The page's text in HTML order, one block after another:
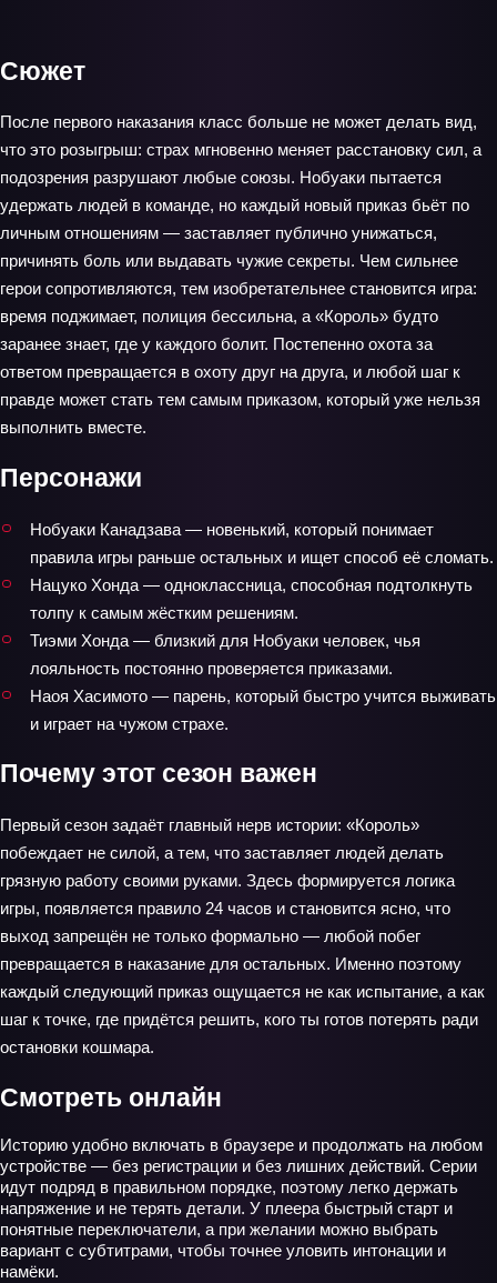
Сюжет
После первого наказания класс больше не может делать вид,
что это розыгрыш: страх мгновенно меняет расстановку сил, а
подозрения разрушают любые союзы. Нобуаки пытается
удержать людей в команде, но каждый новый приказ бьёт по
личным отношениям — заставляет публично унижаться,
причинять боль или выдавать чужие секреты. Чем сильнее
герои сопротивляются, тем изобретательнее становится игра:
время поджимает, полиция бессильна, а «Король» будто
заранее знает, где у каждого болит. Постепенно охота за
ответом превращается в охоту друг на друга, и любой шаг к
правде может стать тем самым приказом, который уже нельзя
выполнить вместе.
Персонажи
Нобуаки Канадзава — новенький, который понимает
правила игры раньше остальных и ищет способ её сломать.
Нацуко Хонда — одноклассница, способная подтолкнуть
толпу к самым жёстким решениям.
Тиэми Хонда — близкий для Нобуаки человек, чья
лояльность постоянно проверяется приказами.
Наоя Хасимото — парень, который быстро учится выживать
и играет на чужом страхе.
Почему этот сезон важен
Первый сезон задаёт главный нерв истории: «Король»
побеждает не силой, а тем, что заставляет людей делать
грязную работу своими руками. Здесь формируется логика
игры, появляется правило 24 часов и становится ясно, что
выход запрещён не только формально — любой побег
превращается в наказание для остальных. Именно поэтому
каждый следующий приказ ощущается не как испытание, а как
шаг к точке, где придётся решить, кого ты готов потерять ради
остановки кошмара.
Смотреть онлайн
Историю удобно включать в браузере и продолжать на любом
устройстве — без регистрации и без лишних действий. Серии
идут подряд в правильном порядке, поэтому легко держать
напряжение и не терять детали. У плеера быстрый старт и
понятные переключатели, а при желании можно выбрать
вариант с субтитрами, чтобы точнее уловить интонации и
намёки.